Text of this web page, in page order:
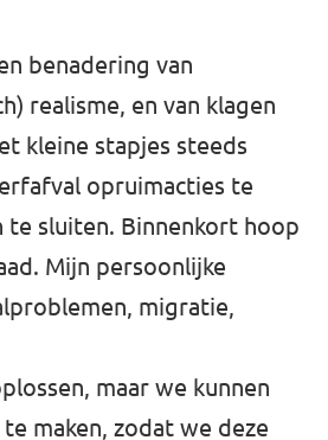
benadering van
realisme, en van klagen
kleine stapjes steeds
opruimacties te
te sluiten. Binnenkort hoop
Mijn persoonlijke
migratie,
maar we kunnen
maken, zodat we deze